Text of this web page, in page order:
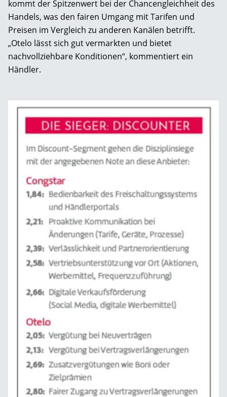
kommt der Spitzenwert bei der Chancengleichheit des
Handels, was den fairen Umgang mit ­Tarifen und
Preisen im Vergleich zu anderen ­Kanälen betrifft.
„Otelo lässt sich gut vermarkten und bietet
nachvollziehbare Konditionen“, kommentiert ein
Händler.